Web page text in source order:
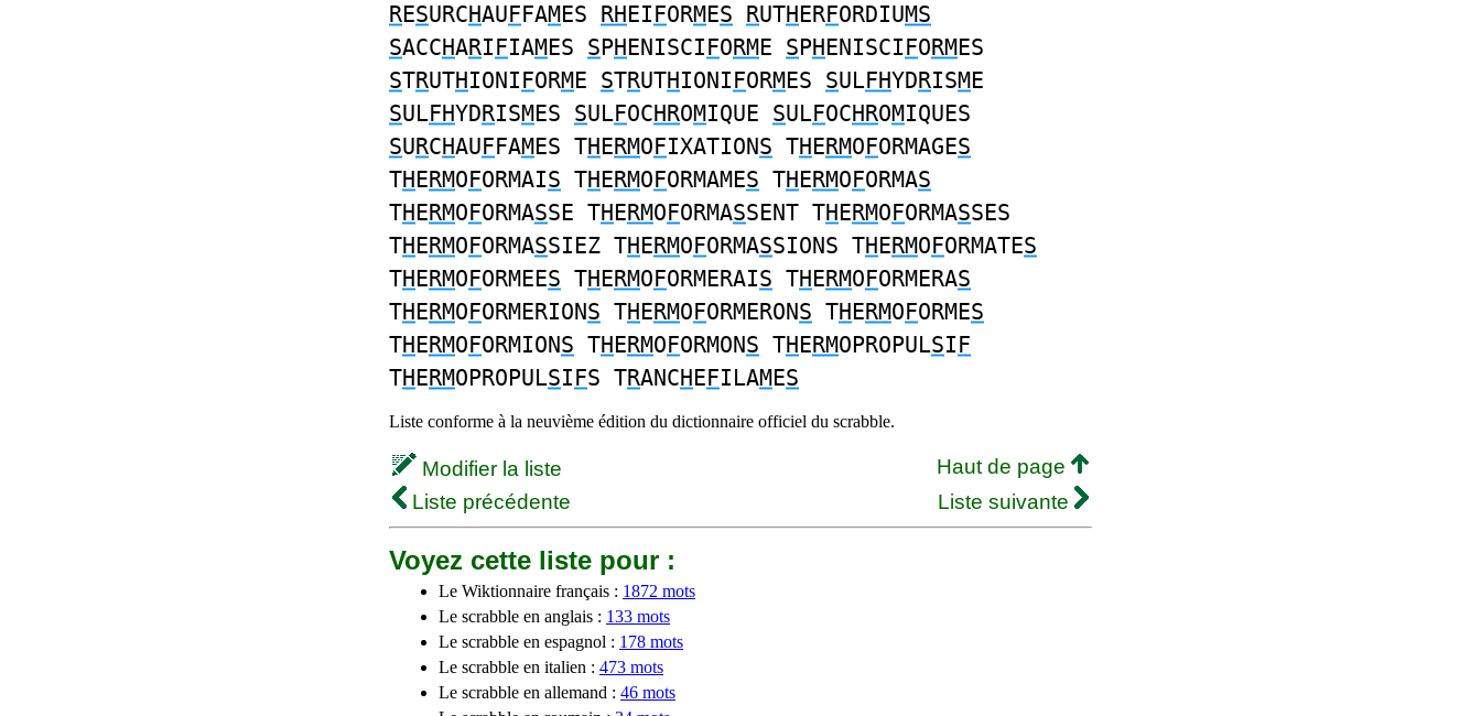
RESURCHAUFFAMES RHEIFORMES RUTHERFORDIUMS
SACCHARIFIAMES SPHENISCIFORME SPHENISCIFORMES
STRUTHIONIFORME STRUTHIONIFORMES SULFHYDRISME
SULFHYDRISMES SULFOCHROMIQUE SULFOCHROMIQUES
SURCHAUFFAMES THERMOFIXATIONS THERMOFORMAGES
THERMOFORMAIS THERMOFORMAMES THERMOFORMAS
THERMOFORMASSE THERMOFORMASSENT THERMOFORMASSES
THERMOFORMASSIEZ THERMOFORMASSIONS THERMOFORMATES
THERMOFORMEES THERMOFORMERAIS THERMOFORMERAS
THERMOFORMERIONS THERMOFORMERONS THERMOFORMES
THERMOFORMIONS THERMOFORMONS THERMOPROPULSIF
THERMOPROPULSIFS TRANCHEFILAMES
Liste conforme à la neuvième édition du dictionnaire officiel du scrabble.
Modifier la liste
Haut de page
Liste précédente
Liste suivante
Voyez cette liste pour :
Le Wiktionnaire français : 1872 mots
Le scrabble en anglais : 133 mots
Le scrabble en espagnol : 178 mots
Le scrabble en italien : 473 mots
Le scrabble en allemand : 46 mots